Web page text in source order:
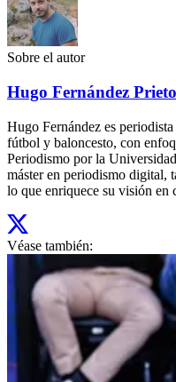
Sobre el autor
Hugo Fernández Prieto
Hugo Fernández es
fútbol y baloncesto, con
Periodismo por la
máster en periodismo digital,
lo que enriquece su visión en
Véase también: